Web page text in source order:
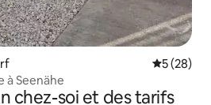
5 (28)
Seenähe
chez-soi et des tarifs